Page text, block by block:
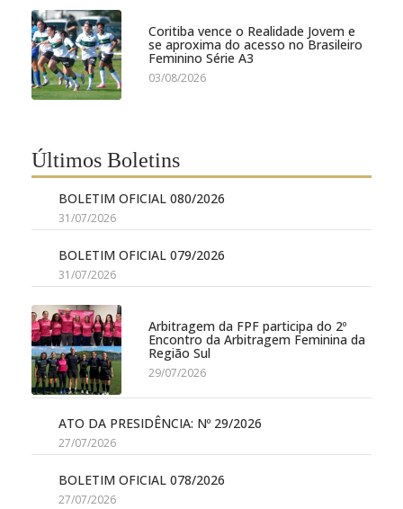
Coritiba vence o Realidade Jovem e
se aproxima do acesso no Brasileiro
Feminino Série A3
03/08/2026
Últimos Boletins
BOLETIM OFICIAL 080/2026
31/07/2026
BOLETIM OFICIAL 079/2026
31/07/2026
Arbitragem da FPF participa do 2º
Encontro da Arbitragem Feminina da
Região Sul
29/07/2026
ATO DA PRESIDÊNCIA: Nº 29/2026
27/07/2026
BOLETIM OFICIAL 078/2026
27/07/2026